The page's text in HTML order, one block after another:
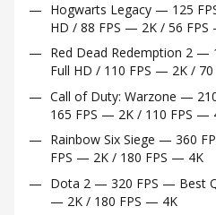
Hogwarts Legacy — 125
HD / 88 FPS — 2K / 56
Red Dead Redemption 2
Full HD / 110 FPS — 2K /
Call of Duty: Warzone —
165 FPS — 2K / 110 FPS —
Rainbow Six Siege — 360
FPS — 2K / 180 FPS — 4K
Dota 2 — 320 FPS — Best
— 2K / 180 FPS — 4K